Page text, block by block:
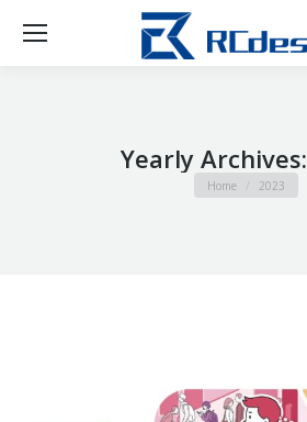
Yearly Archives:
You are here:
Home 2023